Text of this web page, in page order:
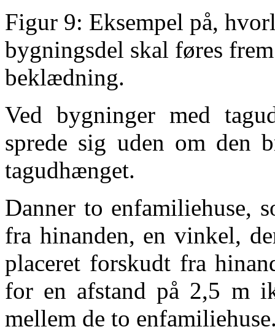
Figur 9: Eksempel på,
bygningsdel skal føres
beklædning.
Ved bygninger med
sprede sig uden om den
tagudhænget.
Danner to enfamiliehuse,
fra hinanden, en vinkel,
placeret forskudt fra
for en afstand på 2,5 m
mellem de to